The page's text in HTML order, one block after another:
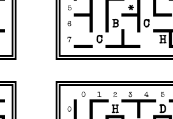
5
6
7
*
B
C
C
H
0 1 2 3 4
5
0
H
D